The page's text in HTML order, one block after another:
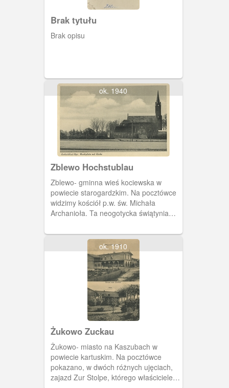
Brak tytułu
Brak opisu
ok. 1940
Zblewo Hochstublau
Zblewo- gminna wieś kociewska w
powiecie starogardzkim. Na pocztówce
widzimy kościół p.w. św. Michała
Archanioła. Ta neogotycka świątynia
staraniem księdza Jana Antoniego
Klingenberga.
ok. 1910
Żukowo Zuckau
Żukowo- miasto na Kaszubach w
powiecie kartuskim. Na pocztówce
pokazano, w dwóch różnych ujęciach,
zajazd Zur Stolpe, którego właścicielem